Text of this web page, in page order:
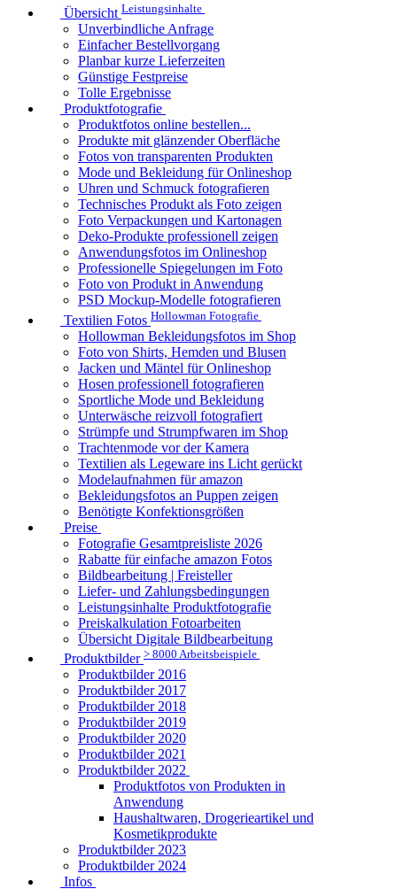
Übersicht Leistungsinhalte
Unverbindliche Anfrage
Einfacher Bestellvorgang
Planbar kurze Lieferzeiten
Günstige Festpreise
Tolle Ergebnisse
Produktfotografie
Produktfotos online bestellen...
Produkte mit glänzender Oberfläche
Fotos von transparenten Produkten
Mode und Bekleidung für Onlineshop
Uhren und Schmuck fotografieren
Technisches Produkt als Foto zeigen
Foto Verpackungen und Kartonagen
Deko-Produkte professionell zeigen
Anwendungsfotos im Onlineshop
Professionelle Spiegelungen im Foto
Foto von Produkt in Anwendung
PSD Mockup-Modelle fotografieren
Textilien Fotos Hollowman Fotografie
Hollowman Bekleidungsfotos im Shop
Foto von Shirts, Hemden und Blusen
Jacken und Mäntel für Onlineshop
Hosen professionell fotografieren
Sportliche Mode und Bekleidung
Unterwäsche reizvoll fotografiert
Strümpfe und Strumpfwaren im Shop
Trachtenmode vor der Kamera
Textilien als Legeware ins Licht gerückt
Modelaufnahmen für amazon
Bekleidungsfotos an Puppen zeigen
Benötigte Konfektionsgrößen
Preise
Fotografie Gesamtpreisliste 2026
Rabatte für einfache amazon Fotos
Bildbearbeitung | Freisteller
Liefer- und Zahlungsbedingungen
Leistungsinhalte Produktfotografie
Preiskalkulation Fotoarbeiten
Übersicht Digitale Bildbearbeitung
Produktbilder > 8000 Arbeitsbeispiele
Produktbilder 2016
Produktbilder 2017
Produktbilder 2018
Produktbilder 2019
Produktbilder 2020
Produktbilder 2021
Produktbilder 2022
Produktfotos von Produkten in
Anwendung
Haushaltwaren, Drogerieartikel und
Kosmetikprodukte
Produktbilder 2023
Produktbilder 2024
Infos